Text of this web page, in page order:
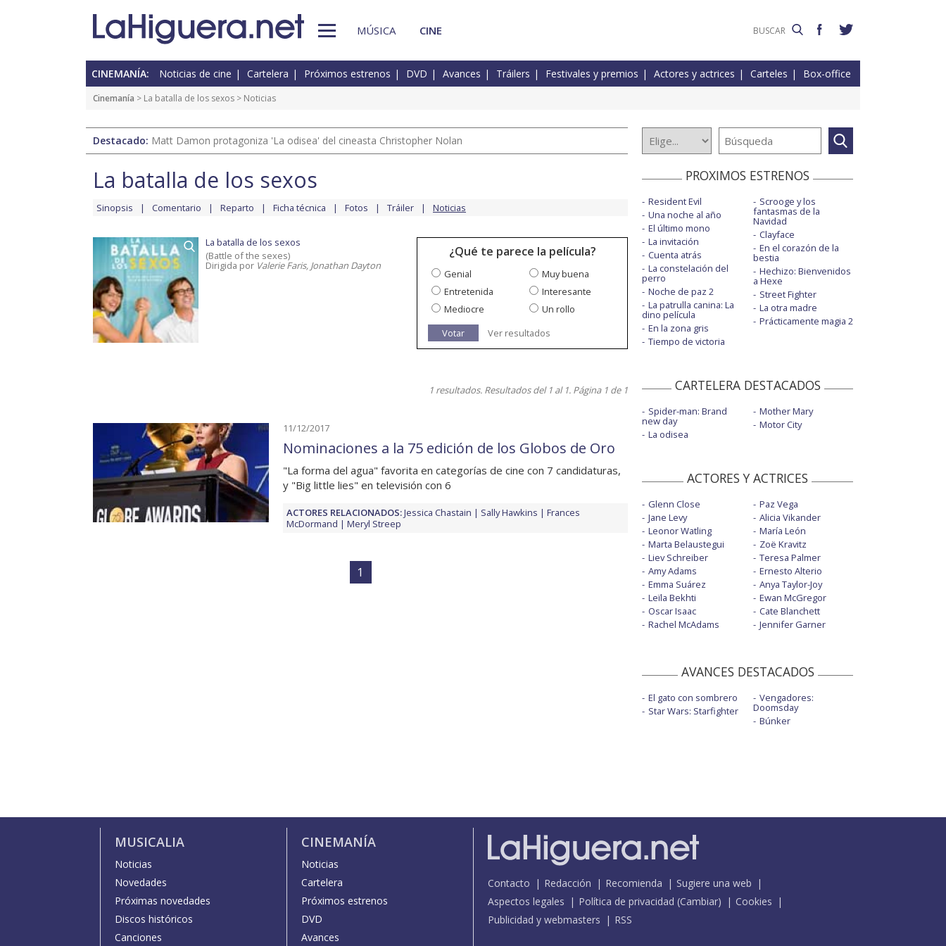
MÚSICA CINE
CINEMANÍA: Noticias de cine Cartelera Próximos estrenos DVD Avances Tráilers Festivales y premios Actores y actrices Carteles Box-office
Cinemanía > La batalla de los sexos > Noticias
Destacado: Matt Damon protagoniza 'La odisea' del cineasta Christopher Nolan
La batalla de los sexos
Sinopsis Comentario Reparto Ficha técnica Fotos Tráiler Noticias
La batalla de los sexos
(Battle of the sexes)
Dirigida por Valerie Faris, Jonathan Dayton
¿Qué te parece la película?
Genial
Muy buena
Entretenida
Interesante
Mediocre
Un rollo
Votar
Ver resultados
1 resultados. Resultados del 1 al 1. Página 1 de 1
11/12/2017
Nominaciones a la 75 edición de los Globos de Oro
"La forma del agua" favorita en categorías de cine con 7 candidaturas,
y "Big little lies" en televisión con 6
ACTORES RELACIONADOS:Jessica Chastain Sally Hawkins
Frances
McDormand
Meryl Streep
1
PROXIMOS ESTRENOS
Resident Evil
Una noche al año
El último mono
La invitación
Cuenta atrás
La constelación del
perro
Noche de paz 2
La patrulla canina: La
dino película
En la zona gris
Tiempo de victoria
Scrooge y los
fantasmas de la
Navidad
Clayface
En el corazón de la
bestia
Hechizo: Bienvenidos
a Hexe
Street Fighter
La otra madre
Prácticamente magia 2
CARTELERA DESTACADOS
Spider-man: Brand
new day
La odisea
Mother Mary
Motor City
ACTORES Y ACTRICES
Glenn Close
Jane Levy
Leonor Watling
Marta Belaustegui
Liev Schreiber
Amy Adams
Emma Suárez
Leïla Bekhti
Oscar Isaac
Rachel McAdams
Paz Vega
Alicia Vikander
María León
Zoë Kravitz
Teresa Palmer
Ernesto Alterio
Anya Taylor-Joy
Ewan McGregor
Cate Blanchett
Jennifer Garner
AVANCES DESTACADOS
El gato con sombrero
Star Wars: Starfighter
Vengadores:
Doomsday
Búnker
MUSICALIA
Noticias
Novedades
Próximas novedades
Discos históricos
Canciones
CINEMANÍA
Noticias
Cartelera
Próximos estrenos
DVD
Avances
Contacto Redacción Recomienda
Sugiere una web
Aspectos legales
Política de privacidad (Cambiar)
Cookies
Publicidad y webmasters
RSS